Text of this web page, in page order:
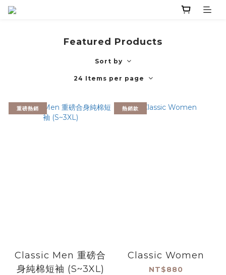
Featured Products
Sort by
24 Items per page
重磅熱銷
Classic Men 重磅合
身純棉短袖 (S~3XL)
熱銷款
Classic Women
NT$880